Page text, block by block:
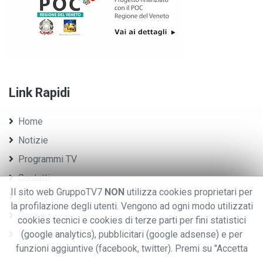
Link Rapidi
Home
Notizie
Programmi TV
Contatti
Privacy policy
Cookies
Whistleblowing
Il sito web GruppoTV7 NON utilizza cookies proprietari per
la profilazione degli utenti. Vengono ad ogni modo utilizzati
cookies tecnici e cookies di terze parti per fini statistici
(google analytics), pubblicitari (google adsense) e per
funzioni aggiuntive (facebook, twitter). Premi su "Accetta